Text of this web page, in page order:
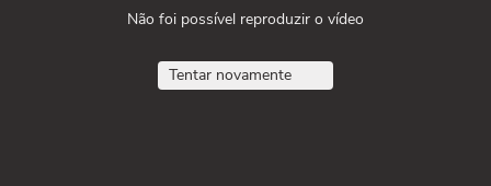
Não foi possível reproduzir o vídeo
Tentar novamente